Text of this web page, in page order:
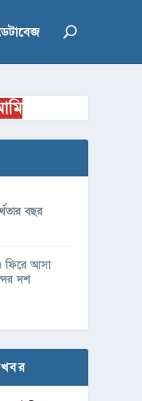
বছর
ফিরে আসা
দশ